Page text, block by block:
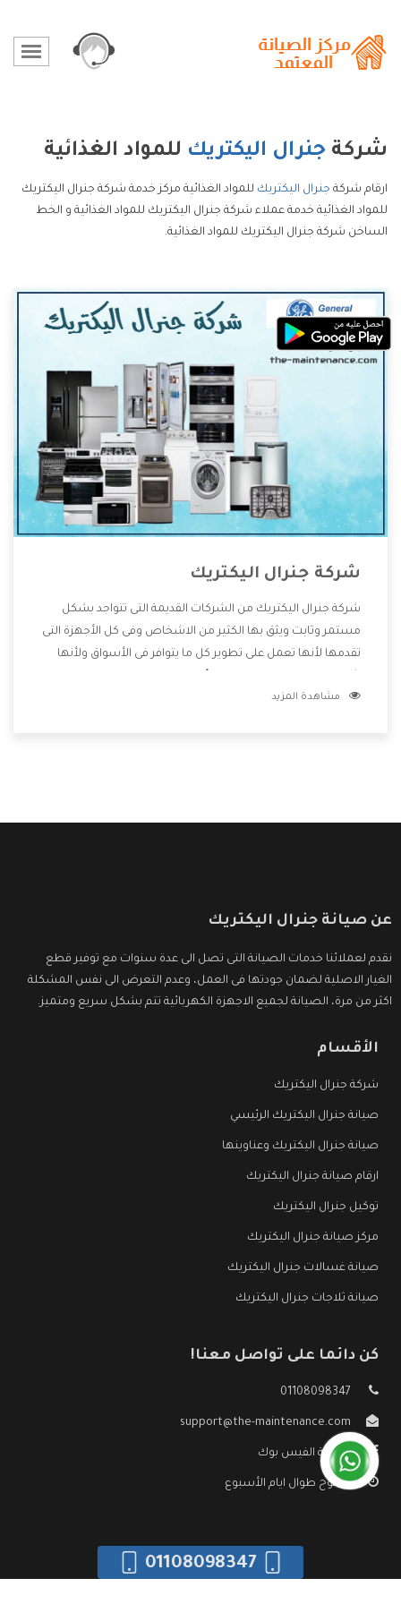
شركة جنرال اليكتريك للمواد الغذائية
ارقام شركة جنرال اليكتريك للمواد الغذائية مركز خدمة شركة جنرال اليكتريك
للمواد الغذائية خدمة عملاء شركة جنرال اليكتريك للمواد الغذائية و الخط
الساخن شركة جنرال اليكتريك للمواد الغذائية.
شركة جنرال اليكتريك
شركة جنرال اليكتريك من الشركات القديمة التى تتواجد بشكل
مستمر وثابت ويثق بها الكثير من الاشخاص وفى كل الأجهزة التى
تقدمها لأنها تعمل على تطوير كل ما يتوافر فى الأسواق ولأنها
المنتجات وتقدم للعملاء أقوى العروض والخصومات التى تسهل
مشاهدة المزيد
عن صيانة جنرال اليكتريك
نقدم لعملائنا خدمات الصيانة التى تصل الى عدة سنوات مع توفير قطع
الغيار الاصلية لضمان جودتها فى العمل، وعدم التعرض الى نفس المشكلة
اكثر من مرة، الصيانة لجميع الاجهزة الكهربائية تتم بشكل سريع ومتميز.
الأقسام
شركة جنرال اليكتريك
صيانة جنرال اليكتريك الرئيسي
صيانة جنرال اليكتريك وعناوينها
ارقام صيانة جنرال اليكتريك
توكيل جنرال اليكتريك
مركز صيانة جنرال اليكتريك
صيانة غسالات جنرال اليكتريك
صيانة ثلاجات جنرال اليكتريك
كن دائما على تواصل معنا!
01108098347
support@the-maintenance.com
صفحة الفيس بوك
مفتوح طوال ايام الأسبوع
01108098347